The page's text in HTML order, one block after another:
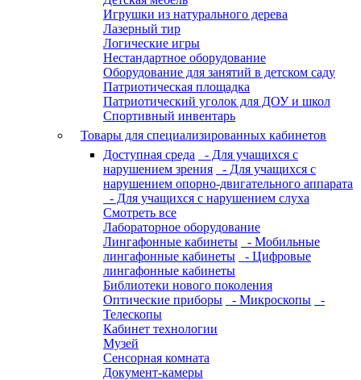
Игрушки из натурального дерева
Лазерный тир
Логические игры
Нестандартное оборудование
Оборудование для занятий в детском саду
Патриотическая площадка
Патриотический уголок для ДОУ и школ
Спортивный инвентарь
Товары для специализированных кабинетов
Доступная среда
- Для учащихся с
нарушением зрения
- Для учащихся с
нарушением опорно-двигательного аппарата
- Для учащихся с нарушением слуха
Смотреть все
Лабораторное оборудование
Лингафонные кабинеты
- Мобильные
лингафонные кабинеты
- Цифровые
лингафонные кабинеты
Библиотеки нового поколения
Оптические приборы
- Микроскопы
-
Телескопы
Кабинет технологии
Музей
Сенсорная комната
Документ-камеры